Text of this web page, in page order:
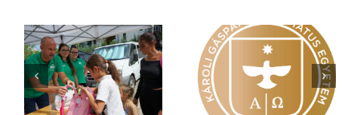
Nagy érdeklődés övezi
a Károli képzéseit
Vasárnapi üzenet –
Zsoltárok 149